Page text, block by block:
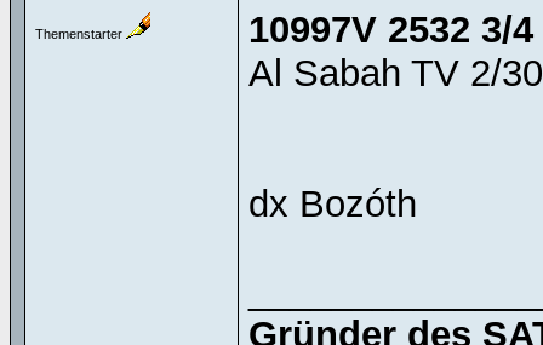
Themenstarter
10997V 2532 3/4
Al Sabah TV 2/
dx Bozóth
Gründer des